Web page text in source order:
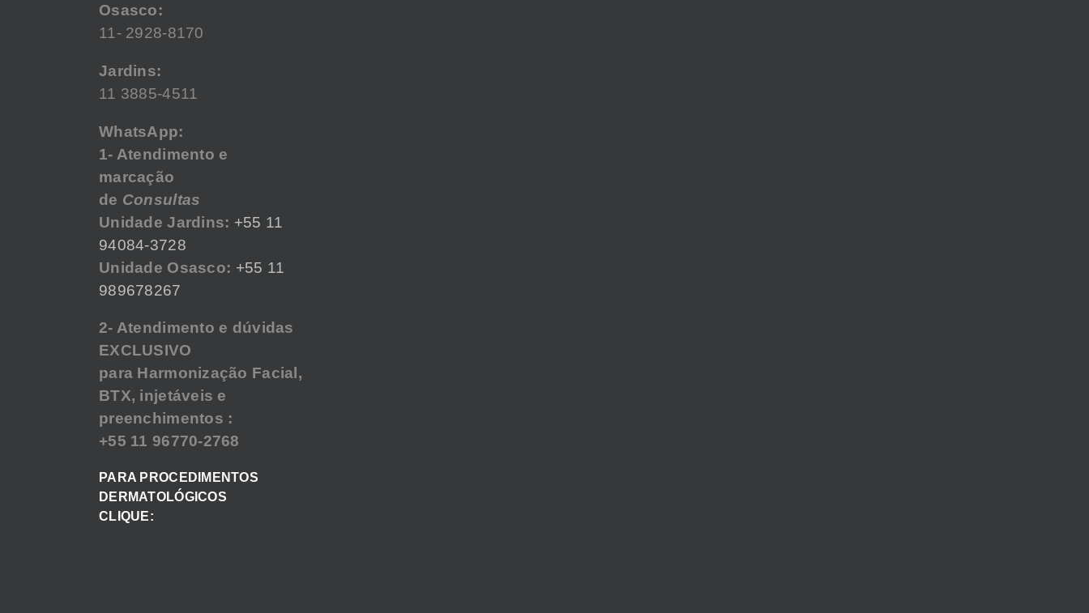
Osasco:
11- 2928-8170
Jardins:
11 3885-4511
WhatsApp:
1- Atendimento e
marcação
de Consultas
Unidade Jardins: +55 11
94084-3728
Unidade Osasco: +55 11
989678267
2- Atendimento e dúvidas
EXCLUSIVO
para Harmonização Facial,
BTX, injetáveis e
preenchimentos :
+55 11 96770-2768
PARA PROCEDIMENTOS
DERMATOLÓGICOS
CLIQUE: